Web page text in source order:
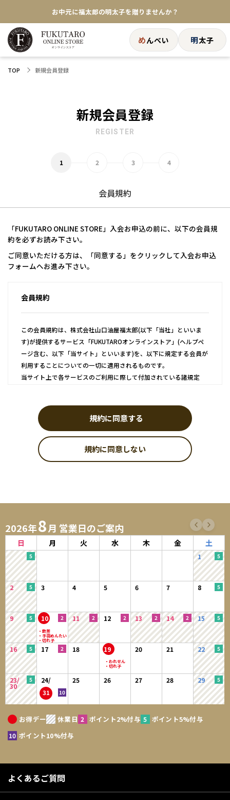
お中元に福太郎の明太子を贈りませんか？
★めんべい25周年記念商品が登場★
【色々な味を試したい方へ】ポストイン！めんべい
めんべい 明太子
TOP 新規会員登録
新規会員登録
REGISTER
会員規約
「FUKUTARO ONLINE STORE」入会お申込の前に、以下の会員規
約を必ずお読み下さい。
ご同意いただける方は、「同意する」をクリックして入会お申込
フォームへお進み下さい。
会員規約
この会員規約は、株式会社山口油屋福太郎(以下「当社」といいま
す)が提供するサービス「FUKUTAROオンラインストア」(ヘルプペ
ージ含む、以下「当サイト」といいます)を、以下に規定する会員が
利用することについての一切に適用されるものです。
当サイト上で各サービスのご利用に際して付加されている諸規定
サービスについては、当サイトのサポート範囲外となるため、各リ
ンク先の規約に従うものとします）
第1条 会員登録
が必要になります。
1．入会費・年会費は無料です。
2．会員登録及び、購入手続きをもって本規約に同意したものとみなしま
3．登録手続きの際は、予め注意事項をよくご確認いただき、正確な情報
をご入力ください。
4．会員情報は自らの責任において登録し、記入漏れや誤りにより、会員
に損害が生じたとしても、当社は一切の責任を負わないものとしま
す。
5．会員は、当サイトの会員として有する権利を第三者に譲渡若しくは使
用させる、売買、名義変更、質権の設定その他の担保に供する等の行
為はできないものとします。
【会員のみなさまから提供された個人情報管理および利用目的】
当サイトを利用するにあたって、会員の住所、電話番号、メールアドレ
ス、購入履歴などの大切な個人情報がネットサーバ上に登録されますが、
当社は、当社の個人情報保護方針に従い、その個人情報を適切かつ確実に
管理するものとし、法令などにより開示が求められる場合を除き、開示し
ないものとします。個人情報は、お問い合せについての返信・連絡、メー
ルマガジン配布、当サイトからの案内、購入商品の発送のために利用する
ことを目的とします。なお、チャートなど一個人が特定できない範囲で集
情報の保護」をご確認ださい。
第2条 会員登録の拒絶
1．会員登録の申し込みに際し、架空の人物を登録した場合、本人以外の
規約に同意する
規約に同意しない
2026年8月 営業日のご案内
日 月 火 水 木 金 土
1
2 3 4 5 6 7 8
9 10 11 12 13 14 15
16 17 18 19 20 21 22
23/
30
24/
31
25 26 27 28 29
お得デー 休業日 ポイント2%付与
ポイント5%付与
ポイント10%付与
よくあるご質問